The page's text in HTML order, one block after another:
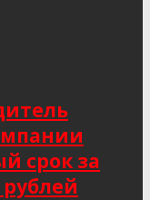
срок за